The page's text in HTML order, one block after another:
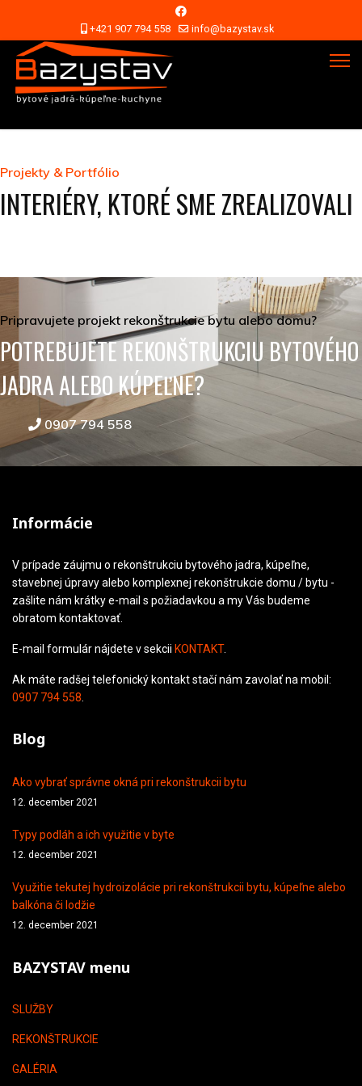
+421 907 794 558 info@bazystav.sk
Projekty & Portfólio
INTERIÉRY, KTORÉ SME ZREALIZOVALI
Pripravujete projekt rekonštrukcie bytu alebo domu?
POTREBUJETE REKONŠTRUKCIU BYTOVÉHO
JADRA ALEBO KÚPEĽNE?
0907 794 558
Informácie
V prípade záujmu o rekonštrukciu bytového jadra, kúpeľne,
stavebnej úpravy alebo komplexnej rekonštrukcie domu / bytu -
zašlite nám krátky e-mail s požiadavkou a my Vás budeme
obratom kontaktovať.
E-mail formulár nájdete v sekcii KONTAKT.
Ak máte radšej telefonický kontakt stačí nám zavolať na mobil:
0907 794 558
Blog
Ako vybrať správne okná pri rekonštrukcii bytu
12. december 2021
Typy podláh a ich využitie v byte
12. december 2021
Využitie tekutej hydroizolácie pri rekonštrukcii bytu, kúpeľne alebo
balkóna či lodžie
12. december 2021
BAZYSTAV menu
SLUŽBY
REKONŠTRUKCIE
GALÉRIA